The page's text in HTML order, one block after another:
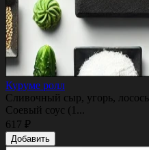
Куруме ролл
Сливочный сыр, угорь,
Соевый соус (1...
617 ₽
Добавить